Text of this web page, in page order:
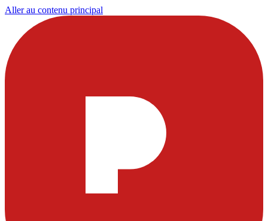
Aller au contenu principal